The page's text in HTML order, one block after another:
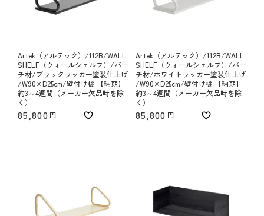
Artek（アルテック）/112B/WALL
SHELF（ウォールシェルフ）/バー
チ材/ブラックラッカー塗装仕上げ
/W90×D25cm/壁付け棚 【納期】
約3～4週間（メーカー欠品時を除
く）
85,800
Artek（アルテック）/112B/WALL
SHELF（ウォールシェルフ）/バー
チ材/ホワイトラッカー塗装仕上げ
/W90×D25cm/壁付け棚 【納期】
約3～4週間（メーカー欠品時を除
く）
85,800